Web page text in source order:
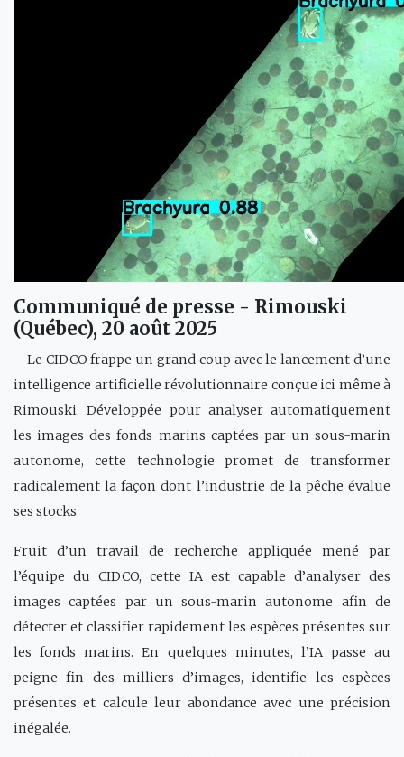
Communiqué de presse - Rimouski
(Québec), 20 août 2025
– Le CIDCO frappe un grand coup avec le lancement d’une
intelligence artificielle révolutionnaire conçue ici même à
Rimouski. Développée pour analyser automatiquement
les images des fonds marins captées par un sous-marin
autonome, cette technologie promet de transformer
radicalement la façon dont l’industrie de la pêche évalue
ses stocks.
Fruit d’un travail de recherche appliquée mené par
l’équipe du CIDCO, cette IA est capable d’analyser des
images captées par un sous-marin autonome afin de
détecter et classifier rapidement les espèces présentes sur
les fonds marins. En quelques minutes, l’IA passe au
peigne fin des milliers d’images, identifie les espèces
présentes et calcule leur abondance avec une précision
inégalée.